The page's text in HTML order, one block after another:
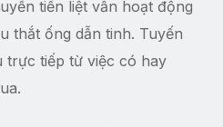
tiền liệt vẫn hoạt động
thắt ống dẫn tinh. Tuyến
trực tiếp từ việc có hay